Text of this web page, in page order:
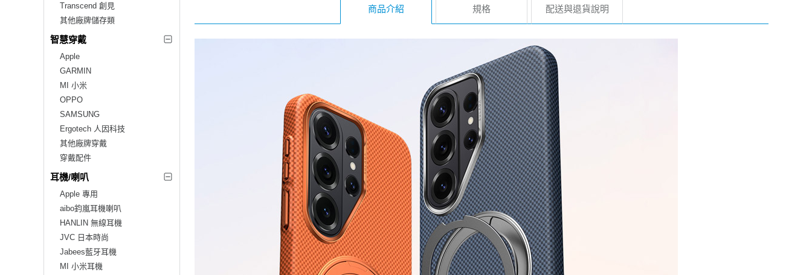
Transcend 創見
其他廠牌儲存類
智慧穿戴
Apple
GARMIN
MI 小米
OPPO
SAMSUNG
Ergotech 人因科技
其他廠牌穿戴
穿戴配件
耳機/喇叭
Apple 專用
aibo鈞嵐耳機喇叭
HANLIN 無線耳機
JVC 日本時尚
Jabees藍牙耳機
MI 小米耳機
商品介紹 規格 配送與退貨說明